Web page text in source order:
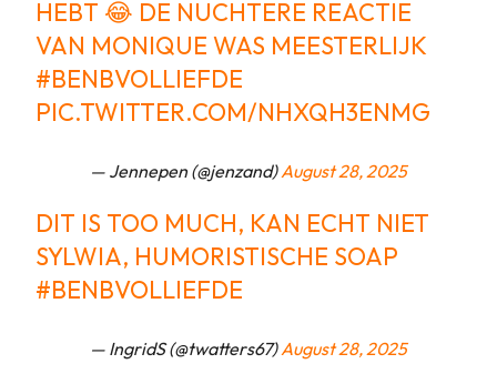
HEBT 😂 DE NUCHTERE REACTIE
VAN MONIQUE WAS MEESTERLIJK
#BENBVOLLIEFDE
PIC.TWITTER.COM/NHXQH3ENMG
— Jennepen (@jenzand)August 28, 2025
DIT IS TOO MUCH, KAN ECHT NIET
SYLWIA, HUMORISTISCHE SOAP
#BENBVOLLIEFDE
— IngridS (@twatters67)August 28, 2025